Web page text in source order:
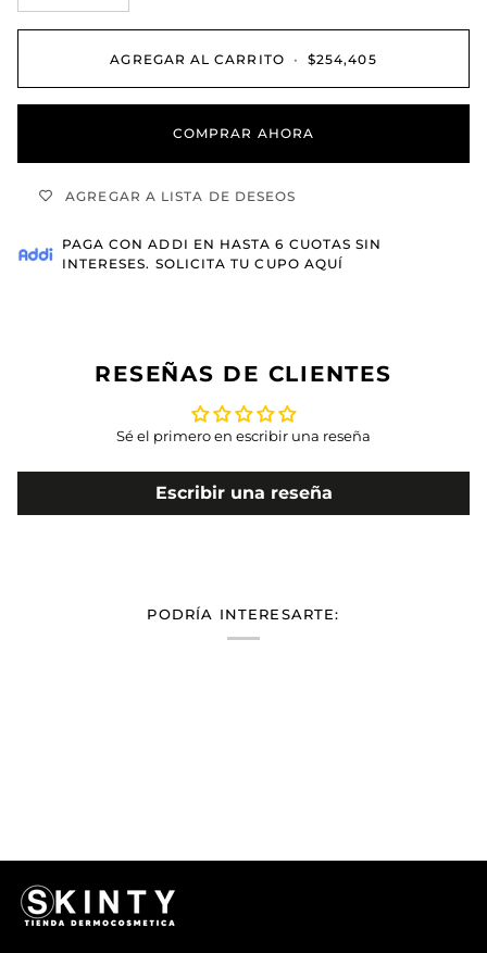
AGREGAR AL CARRITO • $254,405
COMPRAR AHORA
AGREGAR A LISTA DE DESEOS
PAGA CONADDI EN HASTA 6 CUOTAS SIN
INTERESES. SOLICITA TU CUPO AQUÍ
RESEÑAS DE CLIENTES
Sé el primero en escribir una reseña
Escribir una reseña
PODRÍA INTERESARTE: